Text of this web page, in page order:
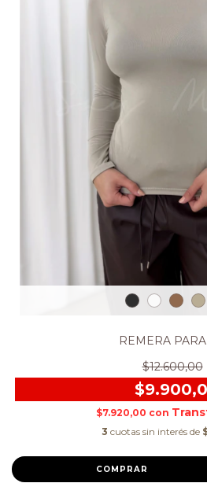
REMERA
$12.600,00
$7.920,00 con
3 cuotas sin interés de
COMPRAR